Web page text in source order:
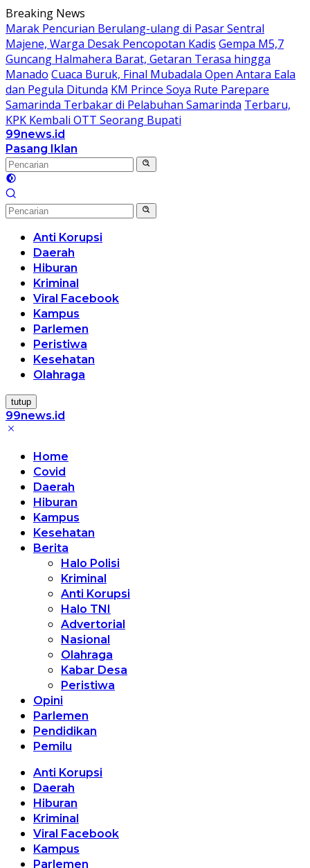
Langsung
ke
konten
Breaking News
Marak Pencurian Berulang-ulang di Pasar Sentral
Majene, Warga Desak Pencopotan Kadis Gempa M5,7
Guncang Halmahera Barat, Getaran Terasa hingga
Manado Cuaca Buruk, Final Mubadala Open Antara Eala
dan Pegula Ditunda KM Prince Soya Rute Parepare
Samarinda Terbakar di Pelabuhan Samarinda Terbaru,
KPK Kembali OTT Seorang Bupati
99news.id
Terbaik
Terbaik
Pasang Iklan
Anti Korupsi
Daerah
Hiburan
Kriminal
Viral Facebook
Kampus
Parlemen
Peristiwa
Kesehatan
Olahraga
tutup
99news.id
Terbaik
Home
Covid
Daerah
Hiburan
Kampus
Kesehatan
Berita
Halo Polisi
Kriminal
Anti Korupsi
Halo TNI
Advertorial
Nasional
Olahraga
Kabar Desa
Peristiwa
Opini
Parlemen
Pendidikan
Pemilu
Anti Korupsi
Daerah
Hiburan
Kriminal
Viral Facebook
Kampus
Parlemen